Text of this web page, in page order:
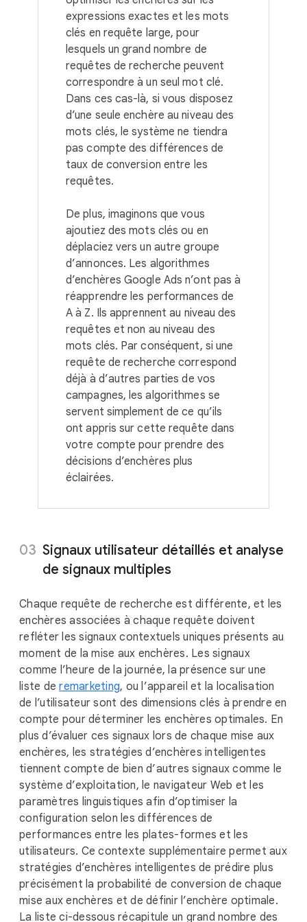
expressions exactes et les mots
clés en requête large, pour
lesquels un grand nombre de
requêtes de recherche peuvent
correspondre à un seul mot clé.
Dans ces cas-là, si vous disposez
d’une seule enchère au niveau des
mots clés, le système ne tiendra
pas compte des différences de
taux de conversion entre les
requêtes.
De plus, imaginons que vous
ajoutiez des mots clés ou en
déplaciez vers un autre groupe
d’annonces. Les algorithmes
d’enchères Google Ads n’ont pas à
réapprendre les performances de
A à Z. Ils apprennent au niveau des
requêtes et non au niveau des
mots clés. Par conséquent, si une
requête de recherche correspond
déjà à d’autres parties de vos
campagnes, les algorithmes se
servent simplement de ce qu’ils
ont appris sur cette requête dans
votre compte pour prendre des
décisions d’enchères plus
éclairées.
Signaux utilisateur détaillés et analyse
de signaux multiples
Chaque requête de recherche est différente, et les
enchères associées à chaque requête doivent
refléter les signaux contextuels uniques présents au
moment de la mise aux enchères. Les signaux
comme l’heure de la journée, la présence sur une
liste deremarketing, ou l’appareil et la localisation
de l’utilisateur sont des dimensions clés à prendre en
compte pour déterminer les enchères optimales. En
plus d’évaluer ces signaux lors de chaque mise aux
enchères, les stratégies d’enchères intelligentes
tiennent compte de bien d’autres signaux comme le
système d’exploitation, le navigateur Web et les
paramètres linguistiques afin d’optimiser la
configuration selon les différences de
performances entre les plates-formes et les
utilisateurs. Ce contexte supplémentaire permet aux
stratégies d’enchères intelligentes de prédire plus
précisément la probabilité de conversion de chaque
mise aux enchères et de définir l’enchère optimale.
La liste ci-dessous récapitule un grand nombre des